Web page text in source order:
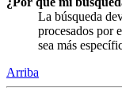
La búsqueda
procesados por
sea más
Arriba